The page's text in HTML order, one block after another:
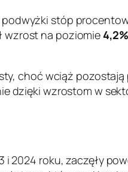
stóp
wzrost na poziomie 4,2%
choć wciąż
dzięki wzrostom w
roku, zaczęły